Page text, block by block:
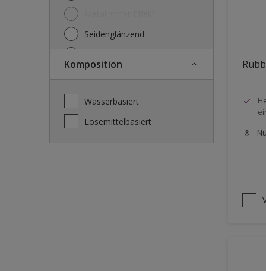
Seidenglänzend
Komposition
wasserbasiert
lösemittelbasiert